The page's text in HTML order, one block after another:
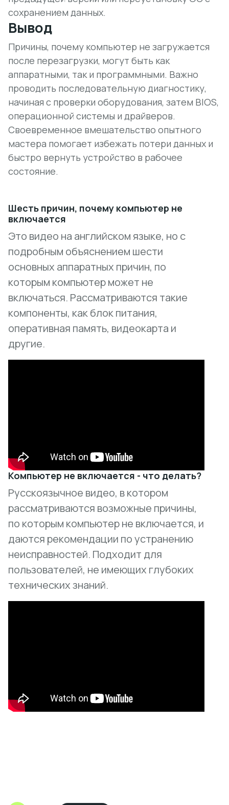
сохранением данных.
Вывод
Причины, почему компьютер не загружается
после перезагрузки, могут быть как
аппаратными, так и программными. Важно
проводить последовательную диагностику,
начиная с проверки оборудования, затем BIOS,
операционной системы и драйверов.
Своевременное вмешательство опытного
мастера помогает избежать потери данных и
быстро вернуть устройство в рабочее
состояние.
Шесть причин, почему компьютер не
включается
Это видео на английском языке, но с
подробным объяснением шести
основных аппаратных причин, по
которым компьютер может не
включаться. Рассматриваются такие
компоненты, как блок питания,
оперативная память, видеокарта и
другие.
Компьютер не включается - что делать?
Русскоязычное видео, в котором
рассматриваются возможные причины,
по которым компьютер не включается, и
даются рекомендации по устранению
неисправностей. Подходит для
пользователей, не имеющих глубоких
технических знаний.